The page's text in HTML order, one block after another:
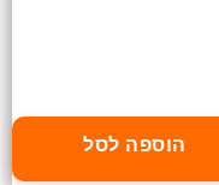
הוספה לסל